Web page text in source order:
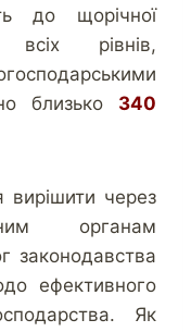
до щорічної
рівнів,
близько 340
через
органам
законодавства
ефективного
Як